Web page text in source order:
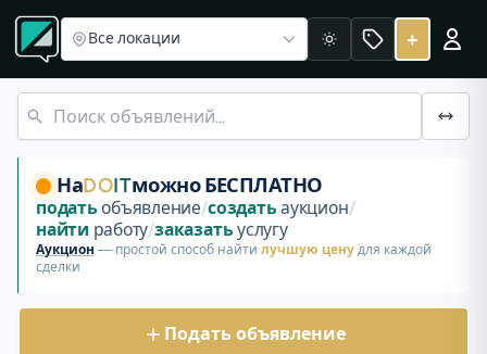
Овощи в Беларуси
Раздел «Овощи» на площадке DoIt в Беларуси.
Картошка сорт ''Джелли'' с бесплатной доставкой
Все локации Светлая +
НаDOITможно БЕСПЛАТНО
подать объявление/создать аукцион/
найти работу/заказать услугу
Аукцион — простой способ найти лучшую цену для каждой
сделки
Подать объявление